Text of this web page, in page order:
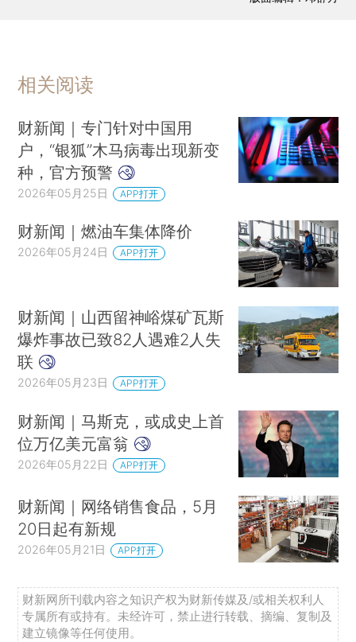
美军袭击伊朗细节披露：伊朗快艇遭美袭击致多人死亡后向美军舰开火，美军随即发动“自卫性”空袭
特朗普呼吁多国先签“亚伯拉罕协议”，沙特方面回应
伊朗总统下令恢复国际互联网接入
日本计划编制3万亿日元补充预算应对能源涨价冲击
高市早苗团队“抹黑门”细节曝光：每天利用AI生成一两百条视频，70%用于攻击小泉进次郎，10%用于丑化林芳正，其余20%用来吹捧高市
巴西总统卢拉确诊患癌
行贿犯罪嫌疑人薛国泉，被遣返回国
双汇子公司生产的猪肉，被检出抗生素超标37.5倍
上班冲突殴打同事11秒，对方1个月后去世；男子辩称“正当防卫”，获刑10年
郑丽文赴美行程曝光，行前多次痛斥“台独”
外交部：敦促德方有关人士恪守一个中国原则 停止向“台独”分裂势力发出错误信号
外交部：通过对话谈判和平解决核不扩散的热点问题
外交部回应“寻找萨科尔斯基”
伊朗伊斯兰革命卫队：过去24小时有32艘船只获准通过霍尔木兹海峡
特朗普称与伊朗的谈判进展顺利
疏通马桶、引体向上、平板支撑、剃头、绝食……为拉选票，韩国地方选举候选人各出奇招
世卫组织：本轮埃博拉疫情已死亡的疑似病例达220例
相关阅读
财新闻｜专门针对中国用
户，“银狐”木马病毒出现新变
种，官方预警
2026年05月25日 APP打开
财新闻｜燃油车集体降价
2026年05月24日 APP打开
财新闻｜山西留神峪煤矿瓦斯
爆炸事故已致82人遇难2人失
联
2026年05月23日 APP打开
财新闻｜马斯克，或成史上首
位万亿美元富翁
2026年05月22日 APP打开
财新闻｜网络销售食品，5月
20日起有新规
2026年05月21日 APP打开
财新网所刊载内容之知识产权为财新传媒及/或相关权利人
专属所有或持有。未经许可，禁止进行转载、摘编、复制及
建立镜像等任何使用。